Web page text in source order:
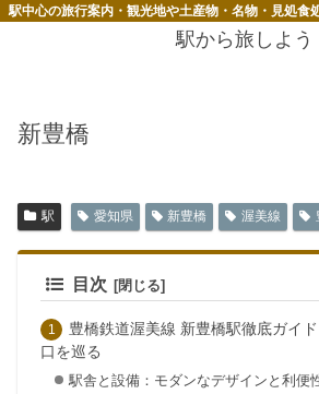
駅中心の旅行案内・観光地や土産物・名物・見処食
駅から旅しよう
新豊橋
駅 愛知県 新豊橋 渥美線
目次
豊橋鉄道渥美線 新豊橋駅徹底ガイ
口を巡る
駅舎と設備：モダンなデザインと利便